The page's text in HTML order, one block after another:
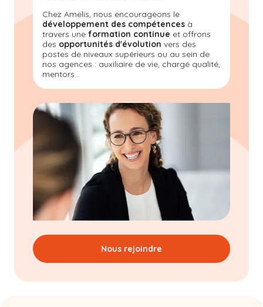
Chez Amelis, nous encourageons le
développement des compétences à
travers une formation continue et offrons
des opportunités d'évolution vers des
postes de niveaux supérieurs ou au sein de
nos agences : auxiliaire de vie, chargé qualité,
mentors...
Nous rejoindre